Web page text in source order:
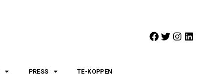
PRESS TE-KOPPEN